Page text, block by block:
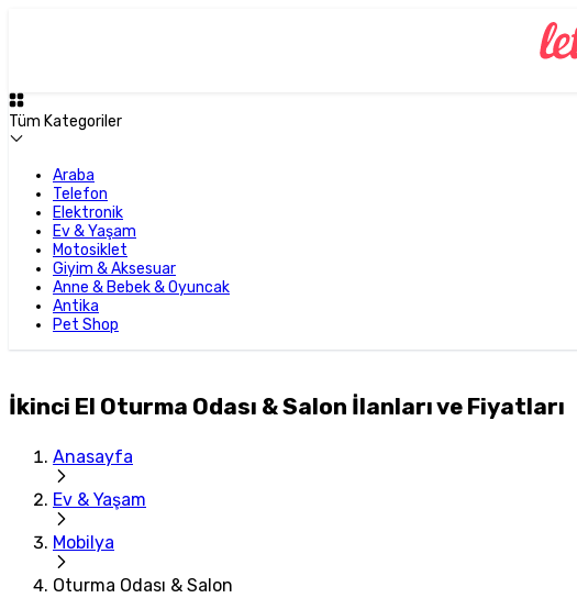
Tüm Kategoriler
Araba
Telefon
Elektronik
Ev & Yaşam
Motosiklet
Giyim & Aksesuar
Anne & Bebek & Oyuncak
Antika
Pet Shop
İkinci El Oturma Odası & Salon İlanları ve Fiyatları
Anasayfa
Ev & Yaşam
Mobilya
Oturma Odası & Salon